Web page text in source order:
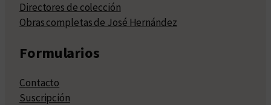
Directores de colección
Obras completas de José Hernández
Formularios
Contacto
Suscripción